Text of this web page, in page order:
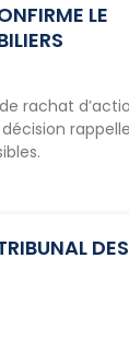
LE
rachat
rappelle
DES